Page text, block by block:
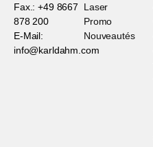
Fax.: +49 8667
878 200
E-Mail:
info@karldahm.com
Laser
Promo
Nouveautés